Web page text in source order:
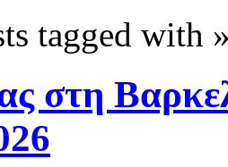
tagged with
στη